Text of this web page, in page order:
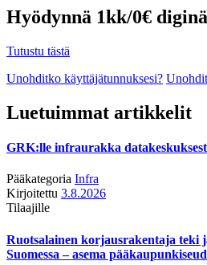
Hyödynnä 1kk/0€
Tutustu tästä
Unohditko käyttäjätunnuksesi?
Luetuimmat artikkelit
GRK:lle infraurakka
Pääkategoria Infra
Kirjoitettu 3.8.2026
Tilaajille
Ruotsalainen korjausrakentaja teki
Suomessa – asema